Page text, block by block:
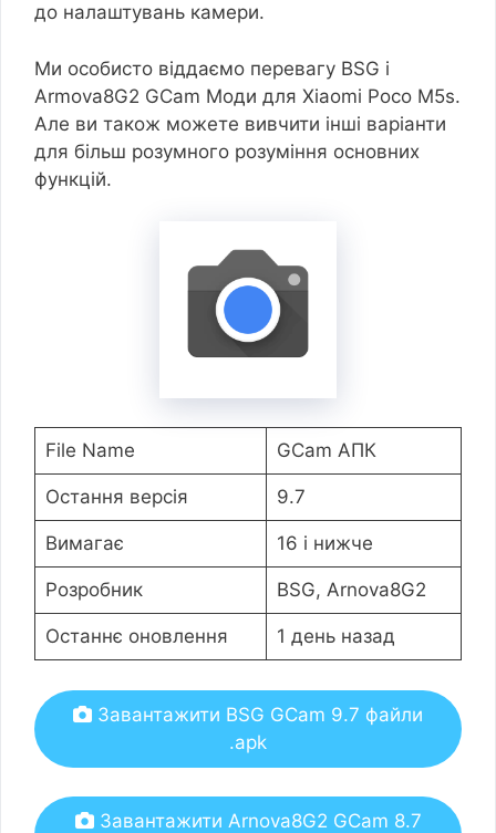
до налаштувань камери.
Ми особисто віддаємо перевагу BSG і
Armova8G2 GCam Моди для Xiaomi Poco M5s.
Але ви також можете вивчити інші варіанти
для більш розумного розуміння основних
функцій.
File Name GCam АПК
Остання версія 9.7
Вимагає 16 і нижче
Розробник BSG, Arnova8G2
Останнє оновлення 1 день назад
Завантажити BSG GCam 9.7 файли
.apk
Завантажити Arnova8G2 GCam 8.7